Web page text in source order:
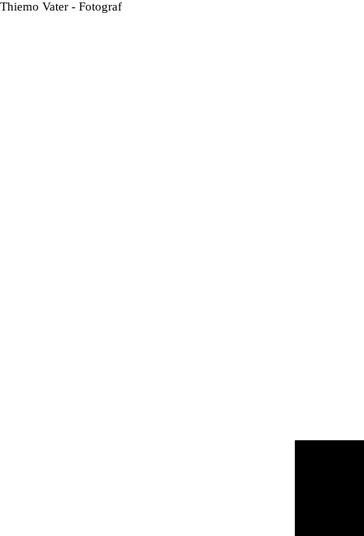
Direkt zum Seiteninhalt
Thiemo Vater - Fotograf